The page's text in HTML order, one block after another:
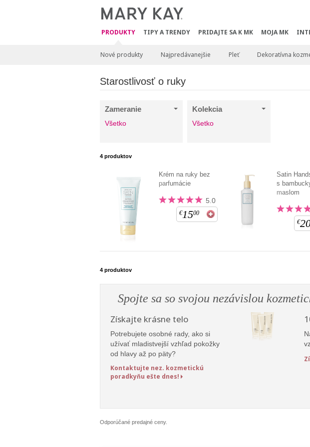
PRODUKTY TIPY A TRENDY PRIDAJTE SA K MK MOJA MK
Nové produkty Najpredávanejšie Pleť Dekoratívna
Starostlivosť o ruky
Zameranie
Všetko
Kolekcia
Všetko
4produktov
Krém na ruky bez
parfumácie
5.0
€1500
Satin
s
maslom
€
4produktov
Spojte sa so svojou nezávislou
Získajte krásne telo
Potrebujete osobné rady, ako si
užívať mladistvejší vzhľad pokožky
od hlavy až po päty?
Kontaktujte nez. kozmetickú
poradkyňu ešte dnes!
Odporúčané predajné ceny.